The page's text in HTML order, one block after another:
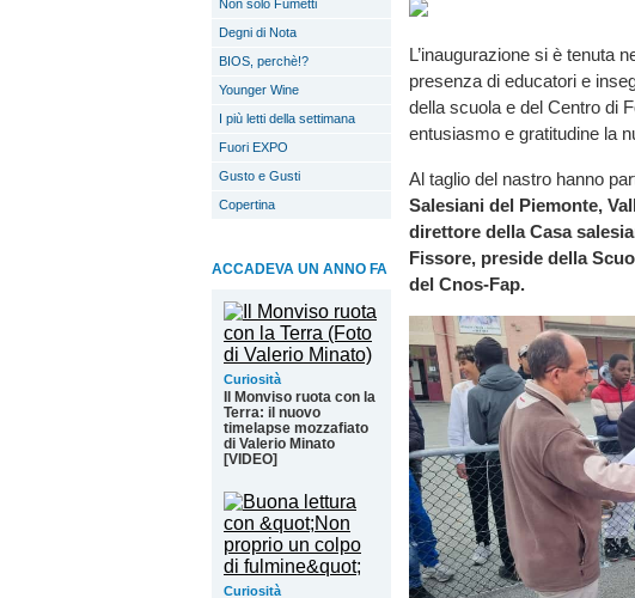
Non solo Fumetti
Degni di Nota
BIOS, perchè!?
Younger Wine
I più letti della settimana
Fuori EXPO
Gusto e Gusti
Copertina
ACCADEVA UN ANNO FA
Curiosità
Il Monviso ruota con la
Terra: il nuovo
timelapse mozzafiato
di Valerio Minato
[VIDEO]
Curiosità
L’inaugurazione si è tenuta
presenza di educatori e
della scuola e del Centro di
entusiasmo e gratitudine la
Al taglio del nastro hanno
Salesiani del Piemonte,
direttore della Casa
Fissore, preside della
del Cnos-Fap.